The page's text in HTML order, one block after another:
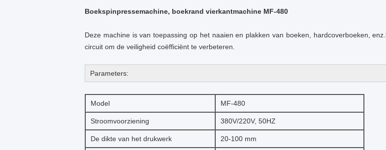
Boekspinpressemachine, boekrand vierkantmachine MF-480
Deze machine is van toepassing op het naaien en plakken van boeken, hardcoverboeken,
circuit om de veiligheid coëfficiënt te verbeteren.
Parameters:
Model MF-480
Stroomvoorziening 380V/220V, 50HZ
De dikte van het drukwerk 20-100 mm